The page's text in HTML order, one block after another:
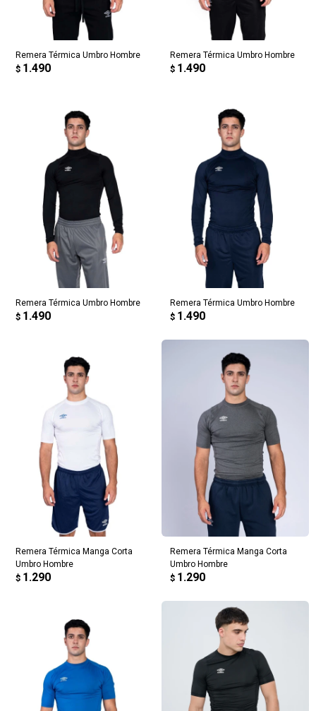
Remera Térmica Umbro Hombre
$ 1.490
Remera Térmica Umbro Hombre
$ 1.490
Remera Térmica Umbro Hombre
$ 1.490
Remera Térmica Umbro Hombre
$ 1.490
Remera Térmica Manga Corta
Umbro Hombre
$ 1.290
Remera Térmica Manga Corta
Umbro Hombre
$ 1.290
¡Sumate a la forma más ágil de
Comprá en 3 cuotas sin recargo o hasta en
12 cuotas * ¡Solo con tu cédula!
* sujeto aprobación crediticia.
Verifica si estás calificado para comprar